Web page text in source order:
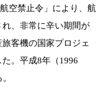
空禁止令」により、航
、非常に辛い期間が
客機の国家プロジェ
。平成8年（1996